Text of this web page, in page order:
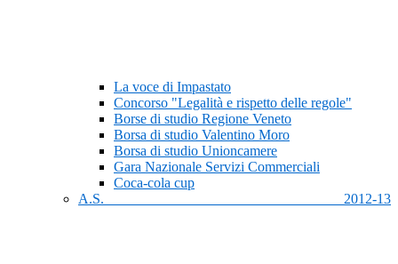
La voce di Impastato
Concorso "Legalità e rispetto delle regole"
Borse di studio Regione Veneto
Borsa di studio Valentino Moro
Borsa di studio Unioncamere
Gara Nazionale Servizi Commerciali
Coca-cola cup
A.S. 2012-13